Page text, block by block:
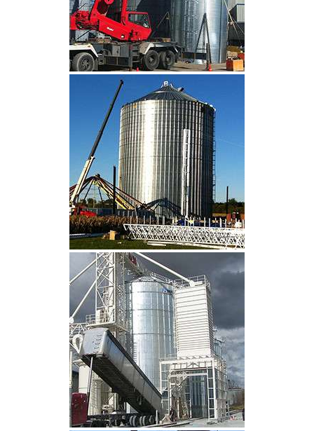
CLIQUEZ POUR AGRANDIR
CLIQUEZ POUR AGRANDIR
CLIQUEZ POUR AGRANDIR